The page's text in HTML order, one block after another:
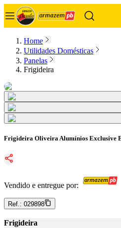
Home
Utilidades Domésticas
Panelas
Frigideira
Frigideira Oliveira Alumínios Exclusive
Vendido e entregue por:
Ref.: 029898
Frigideira